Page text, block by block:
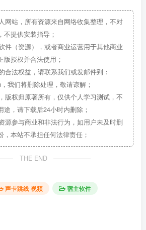
网站，所有资源来自网络收集整理，不对
不提供安装指导；
件（资源），或者商业运营用于其他商业
授权并合法使用；
合法权益，请联系我们或发邮件到：
我们将删除处理，敬请谅解；
版权归原著所有，仅供个人学习测试，不
，请下载后24小时内删除；
源参与商业和非法行为，如用户未及时删
，本站不承担任何法律责任；
THE END
声卡跳线 视频
宿主软件